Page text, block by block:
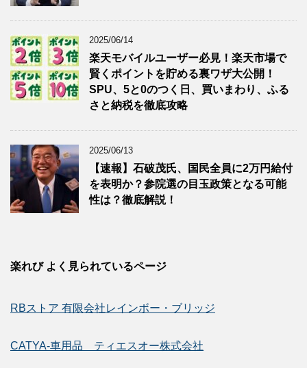
2025/06/14
楽天モバイルユーザー必見！楽天市場で
賢くポイントを貯める裏ワザ大公開！
SPU、5と0のつく日、買いまわり、ふる
さと納税を徹底攻略
2025/06/13
【速報】石破茂氏、国民全員に2万円給付
を表明か？参院選の目玉政策となる可能
性は？徹底解説！
楽れび よく見られているページ
RBストア 有限会社レインボー・ブリッジ
CATYA-車用品 ティエスオー株式会社